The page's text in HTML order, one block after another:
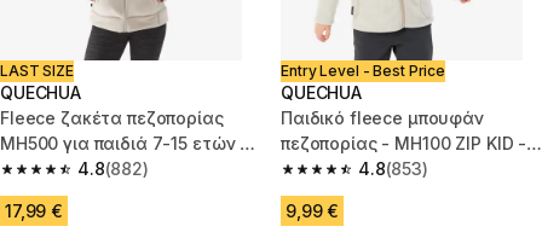
LAST SIZE
QUECHUA
Fleece ζακέτα πεζοπορίας
ΜΗ500 για παιδιά 7-15 ετών -
Μπεζ
4.8
4.8 out of 5 stars from 882 reviews
(882)
17,99 €
Entry Level - Best Price
QUECHUA
Παιδικό fleece μπουφάν
πεζοπορίας - MH100 ZIP KID -
Ηλικίες 2-6 ετών
4.8
4.8 out of 5 stars from 853
(853)
9,99 €